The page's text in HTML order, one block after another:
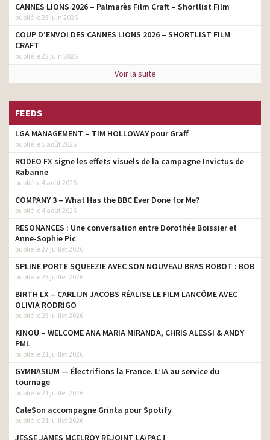
Eau de toilette
producteur
Perrier Fines Bulles – Le
Lionceau
producteur
McDonald’s – Le Grand
vrai
producteur
LPG Endermologie – Fight
for Natural Beauty
Dim – X-Temp Instinct de
liberté
producteur
Chaumes 2017 – Saveurs
envoûtantes
Valeo – Il faut du talent
pour rendre les voitures
plus intelligentes
producteur
Nescafé Dolce Gusto –
Réinventer les classiques
Royal Enfield – Himalayan
La Laitière – Glaces – Le
défilé de créations
gourmandes
Dim – Les Pockets de Dim
par F.Beigbeder
Playtex Ideal Beauty – Zoé
Félix
producteur
Hermès – Terre d’Hermès
CANNES LIONS 2026 – Palmarès Film Craft – Shortlist Film
publié le 23 juin 2026
COUP D’ENVOI DES CANNES LIONS 2026 – SHORTLIST FILM
CRAFT
publié le 22 juin 2026
Voir la suite
FEEDS
LGA MANAGEMENT – TIM HOLLOWAY pour Graff
publié le 5 août 2026
RODEO FX signe les effets visuels de la campagne Invictus de
Rabanne
publié le 4 août 2026
COMPANY 3 – What Has the BBC Ever Done for Me?
publié le 4 août 2026
RESONANCES : Une conversation entre Dorothée Boissier et
Anne-Sophie Pic
publié le 27 juillet 2026
SPLINE PORTE SQUEEZIE AVEC SON NOUVEAU BRAS ROBOT : BOB
publié le 23 juillet 2026
BIRTH LX – CARLIJN JACOBS RÉALISE LE FILM LANCÔME AVEC
OLIVIA RODRIGO
publié le 23 juillet 2026
KINOU – WELCOME ANA MARIA MIRANDA, CHRIS ALESSI & ANDY
PML
publié le 21 juillet 2026
GYMNASIUM — Électrifions la France. L’IA au service du
tournage
publié le 21 juillet 2026
CaleSon accompagne Grinta pour Spotify
publié le 21 juillet 2026
JESSE JAMES MCELROY REJOINT LA\PAC !